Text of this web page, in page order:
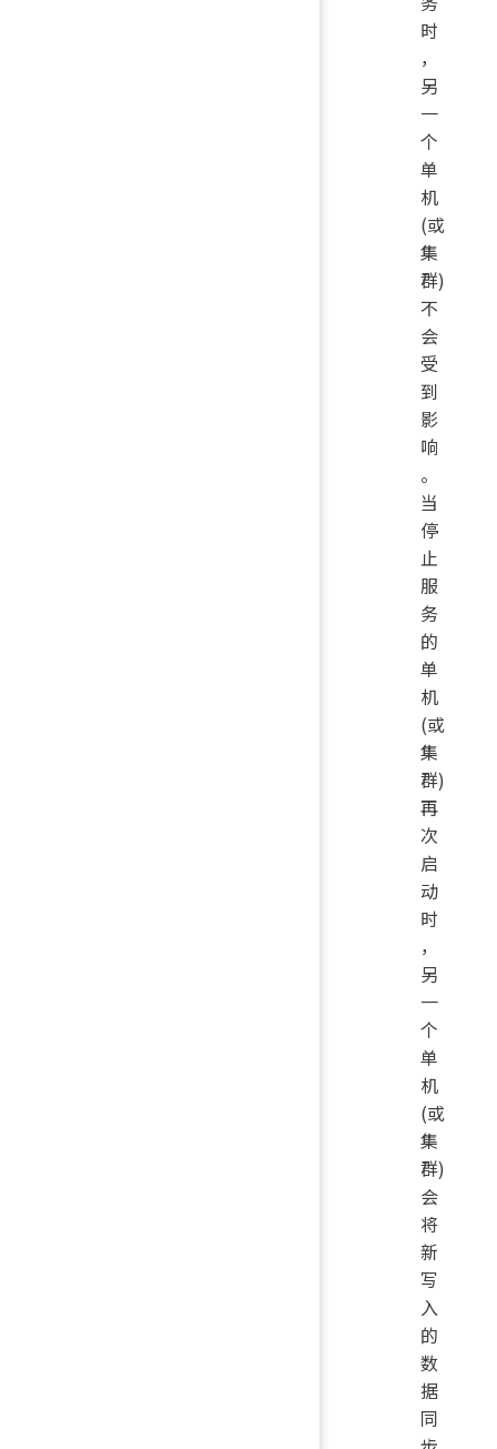
时
，
另
一
个
单
机
(或
集
群)
不
会
受
到
影
响
。
当
停
止
服
务
的
单
机
(或
集
群)
再
次
启
动
时
，
另
一
个
单
机
(或
集
群)
会
将
新
写
入
的
数
据
同